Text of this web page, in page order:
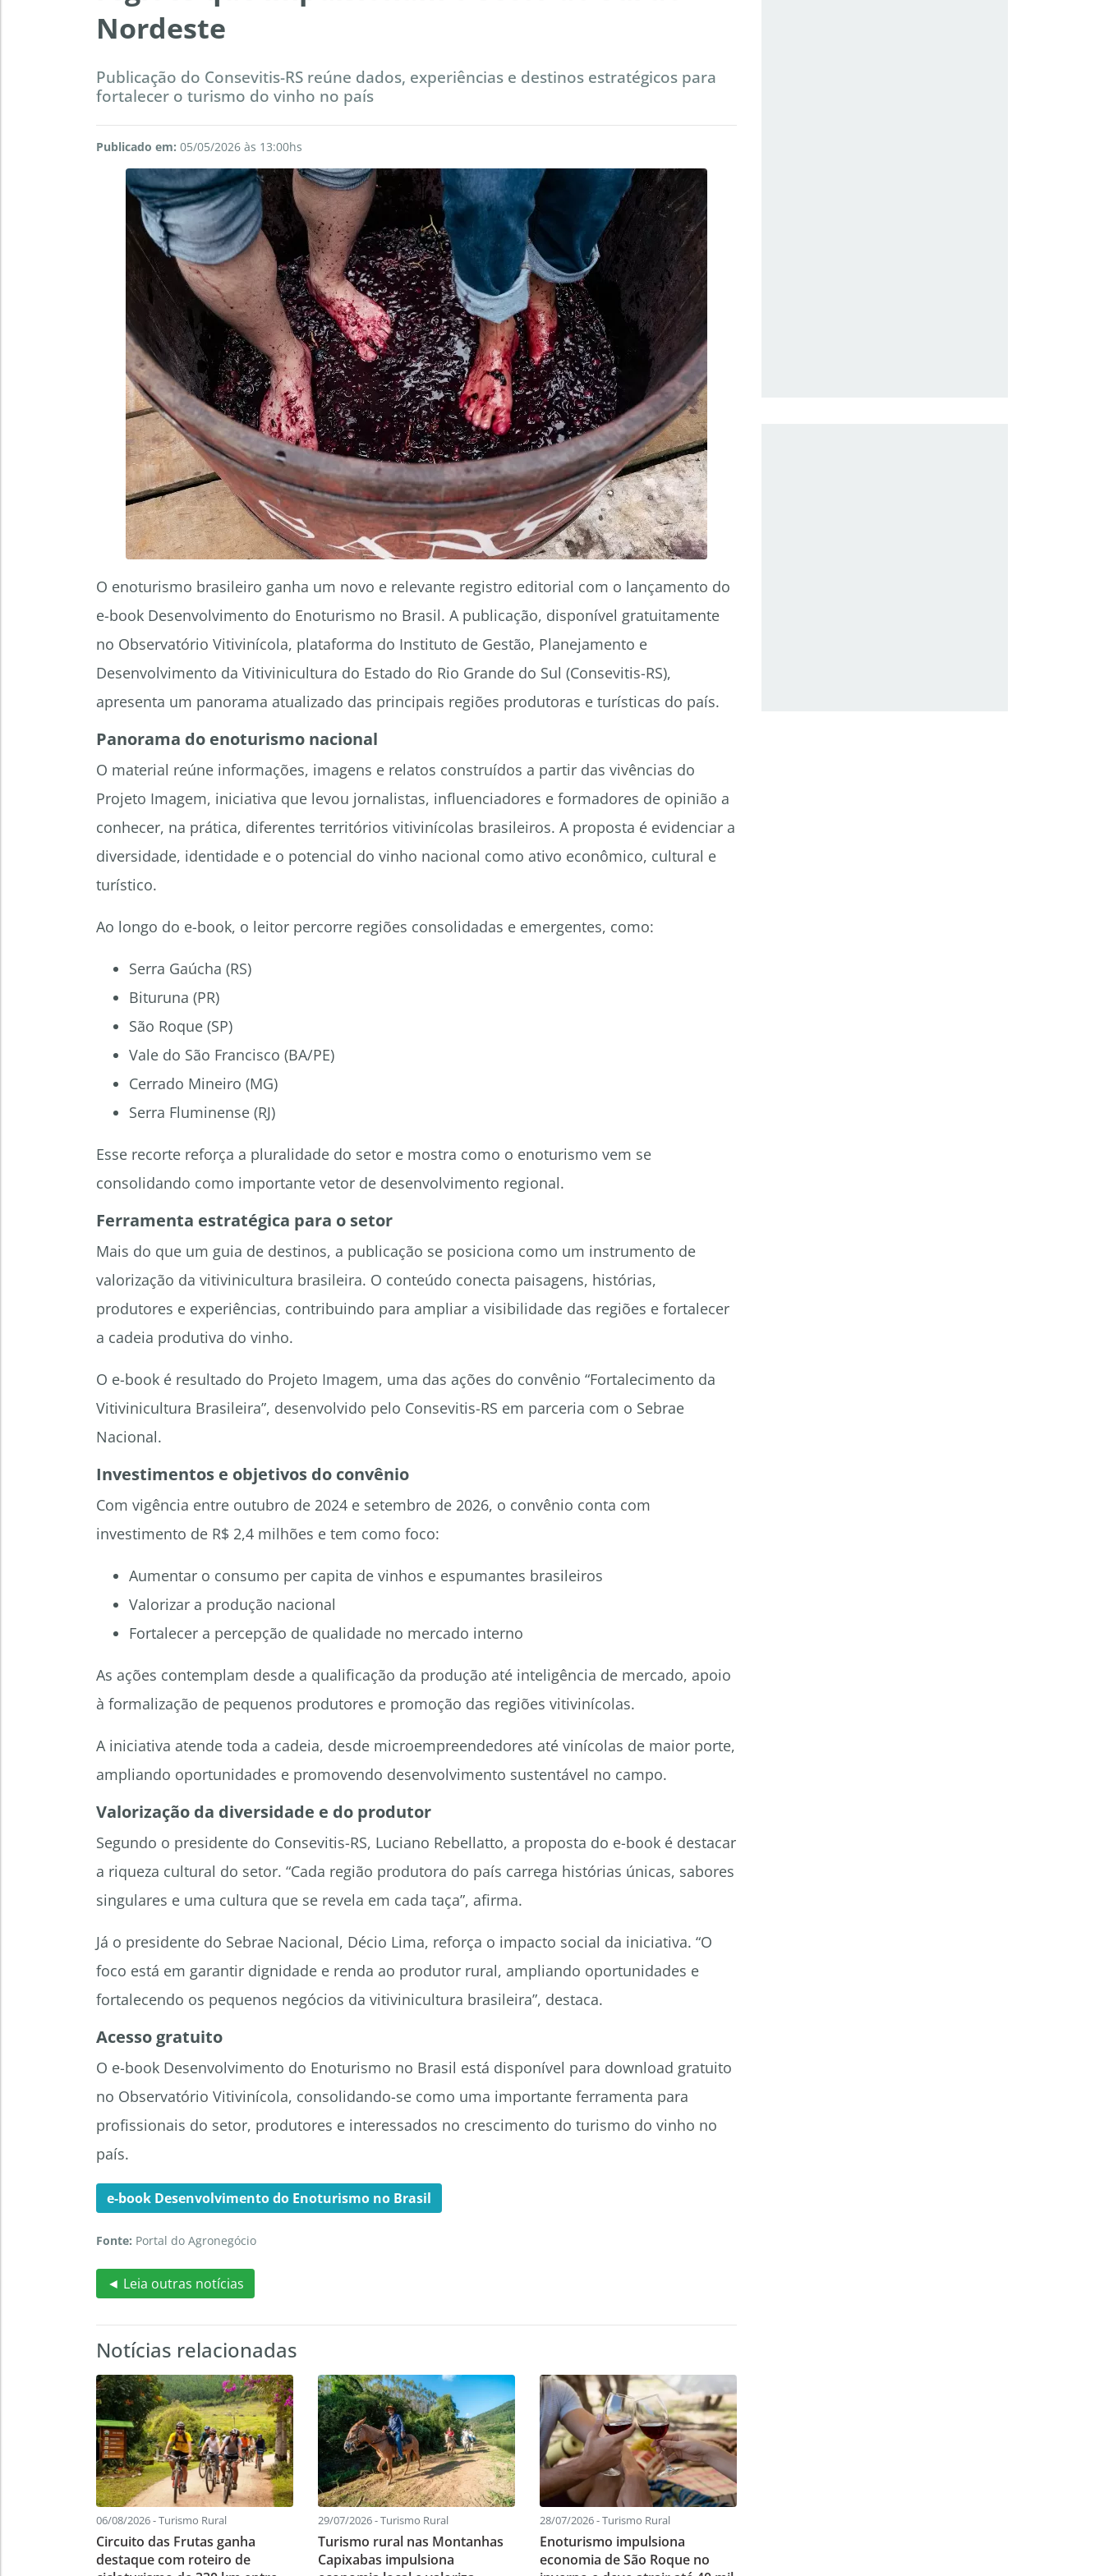
Nordeste
Publicação do Consevitis-RS reúne dados, experiências e destinos estratégicos para
fortalecer o turismo do vinho no país
Publicado em: 05/05/2026 às 13:00hs
O enoturismo brasileiro ganha um novo e relevante registro editorial com o lançamento do
e-book Desenvolvimento do Enoturismo no Brasil. A publicação, disponível gratuitamente
no Observatório Vitivinícola, plataforma do Instituto de Gestão, Planejamento e
Desenvolvimento da Vitivinicultura do Estado do Rio Grande do Sul (Consevitis-RS),
apresenta um panorama atualizado das principais regiões produtoras e turísticas do país.
Panorama do enoturismo nacional
O material reúne informações, imagens e relatos construídos a partir das vivências do
Projeto Imagem, iniciativa que levou jornalistas, influenciadores e formadores de opinião a
conhecer, na prática, diferentes territórios vitivinícolas brasileiros. A proposta é evidenciar a
diversidade, identidade e o potencial do vinho nacional como ativo econômico, cultural e
turístico.
Ao longo do e-book, o leitor percorre regiões consolidadas e emergentes, como:
Serra Gaúcha (RS)
Bituruna (PR)
São Roque (SP)
Vale do São Francisco (BA/PE)
Cerrado Mineiro (MG)
Serra Fluminense (RJ)
Esse recorte reforça a pluralidade do setor e mostra como o enoturismo vem se
consolidando como importante vetor de desenvolvimento regional.
Ferramenta estratégica para o setor
Mais do que um guia de destinos, a publicação se posiciona como um instrumento de
valorização da vitivinicultura brasileira. O conteúdo conecta paisagens, histórias,
produtores e experiências, contribuindo para ampliar a visibilidade das regiões e fortalecer
a cadeia produtiva do vinho.
O e-book é resultado do Projeto Imagem, uma das ações do convênio “Fortalecimento da
Vitivinicultura Brasileira”, desenvolvido pelo Consevitis-RS em parceria com o Sebrae
Nacional.
Investimentos e objetivos do convênio
Com vigência entre outubro de 2024 e setembro de 2026, o convênio conta com
investimento de R$ 2,4 milhões e tem como foco:
Aumentar o consumo per capita de vinhos e espumantes brasileiros
Valorizar a produção nacional
Fortalecer a percepção de qualidade no mercado interno
As ações contemplam desde a qualificação da produção até inteligência de mercado, apoio
à formalização de pequenos produtores e promoção das regiões vitivinícolas.
A iniciativa atende toda a cadeia, desde microempreendedores até vinícolas de maior porte,
ampliando oportunidades e promovendo desenvolvimento sustentável no campo.
Valorização da diversidade e do produtor
Segundo o presidente do Consevitis-RS, Luciano Rebellatto, a proposta do e-book é destacar
a riqueza cultural do setor. “Cada região produtora do país carrega histórias únicas, sabores
singulares e uma cultura que se revela em cada taça”, afirma.
Já o presidente do Sebrae Nacional, Décio Lima, reforça o impacto social da iniciativa. “O
foco está em garantir dignidade e renda ao produtor rural, ampliando oportunidades e
fortalecendo os pequenos negócios da vitivinicultura brasileira”, destaca.
Acesso gratuito
O e-book Desenvolvimento do Enoturismo no Brasil está disponível para download gratuito
no Observatório Vitivinícola, consolidando-se como uma importante ferramenta para
profissionais do setor, produtores e interessados no crescimento do turismo do vinho no
país.
e-book Desenvolvimento do Enoturismo no Brasil
Fonte: Portal do Agronegócio
◄ Leia outras notícias
Notícias relacionadas
06/08/2026 - Turismo Rural
Circuito das Frutas ganha
destaque com roteiro de
29/07/2026 - Turismo Rural
Turismo rural nas Montanhas
Capixabas impulsiona
28/07/2026 - Turismo Rural
Enoturismo impulsiona
economia de São Roque no